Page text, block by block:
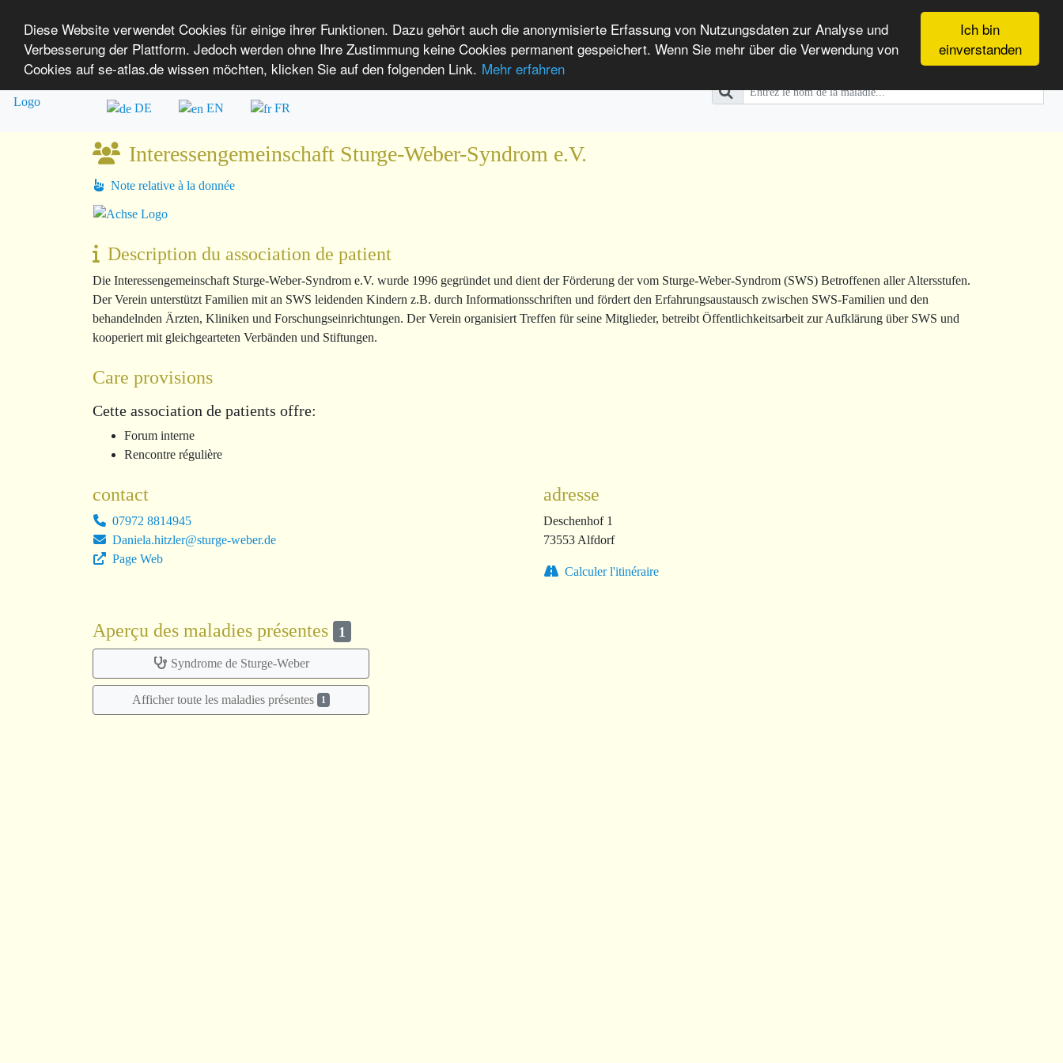
Ich bin
einverstanden
Diese Website verwendet Cookies für einige ihrer Funktionen. Dazu gehört auch die anonymisierte Erfassung von Nutzungsdaten zur Analyse und
Verbesserung der Plattform. Jedoch werden ohne Ihre Zustimmung keine Cookies permanent gespeichert. Wenn Sie mehr über die Verwendung von
Cookies auf se-atlas.de wissen möchten, klicken Sie auf den folgenden Link. Mehr erfahren
SE-ATLAS
Cartographie des Institutions de prise en charge
pour personnes atteintes de maladies rares
Aperçu rapide A propos de nous Se connecter Langage facile International Patients
DE EN FR
Interessengemeinschaft Sturge-Weber-Syndrom e.V.
Note relative à la donnée
Description du association de patient
Die Interessengemeinschaft Sturge-Weber-Syndrom e.V. wurde 1996 gegründet und dient der Förderung der vom Sturge-Weber-Syndrom (SWS) Betroffenen aller Altersstufen.
Der Verein unterstützt Familien mit an SWS leidenden Kindern z.B. durch Informationsschriften und fördert den Erfahrungsaustausch zwischen SWS-Familien und den
behandelnden Ärzten, Kliniken und Forschungseinrichtungen. Der Verein organisiert Treffen für seine Mitglieder, betreibt Öffentlichkeitsarbeit zur Aufklärung über SWS und
kooperiert mit gleichgearteten Verbänden und Stiftungen.
Care provisions
Cette association de patients offre:
Forum interne
Rencontre régulière
contact
07972 8814945
Daniela.hitzler@sturge-weber.de
Page Web
adresse
Deschenhof 1
73553 Alfdorf
Calculer l'itinéraire
Aperçu des maladies présentes 1
Syndrome de Sturge-Weber
Afficher toute les maladies présentes 1